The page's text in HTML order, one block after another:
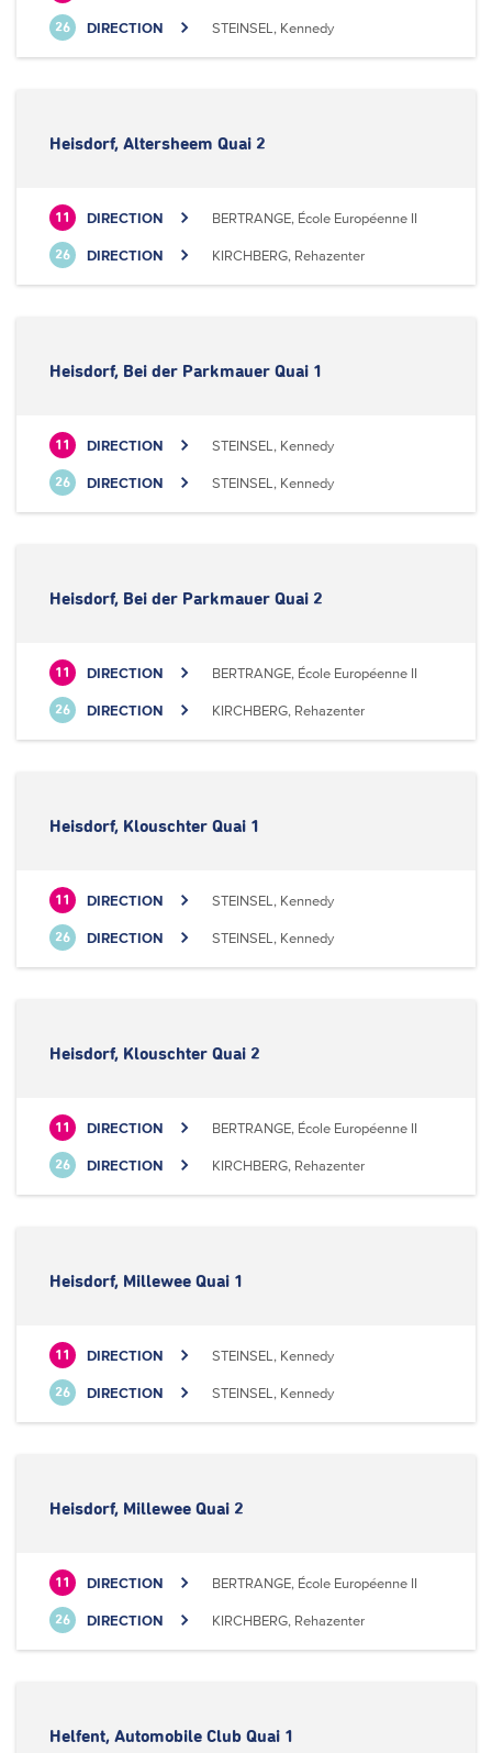
26 DIRECTION STEINSEL, Kennedy
Heisdorf, Altersheem Quai 2
11 DIRECTION BERTRANGE, École Européenne II
26 DIRECTION KIRCHBERG, Rehazenter
Heisdorf, Bei der Parkmauer Quai 1
11 DIRECTION STEINSEL, Kennedy
26 DIRECTION STEINSEL, Kennedy
Heisdorf, Bei der Parkmauer Quai 2
11 DIRECTION BERTRANGE, École Européenne II
26 DIRECTION KIRCHBERG, Rehazenter
Heisdorf, Klouschter Quai 1
11 DIRECTION STEINSEL, Kennedy
26 DIRECTION STEINSEL, Kennedy
Heisdorf, Klouschter Quai 2
11 DIRECTION BERTRANGE, École Européenne II
26 DIRECTION KIRCHBERG, Rehazenter
Heisdorf, Millewee Quai 1
11 DIRECTION STEINSEL, Kennedy
26 DIRECTION STEINSEL, Kennedy
Heisdorf, Millewee Quai 2
11 DIRECTION BERTRANGE, École Européenne II
26 DIRECTION KIRCHBERG, Rehazenter
Helfent, Automobile Club Quai 1